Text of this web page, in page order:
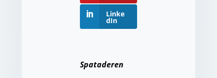
Linke
dIn
Spataderen